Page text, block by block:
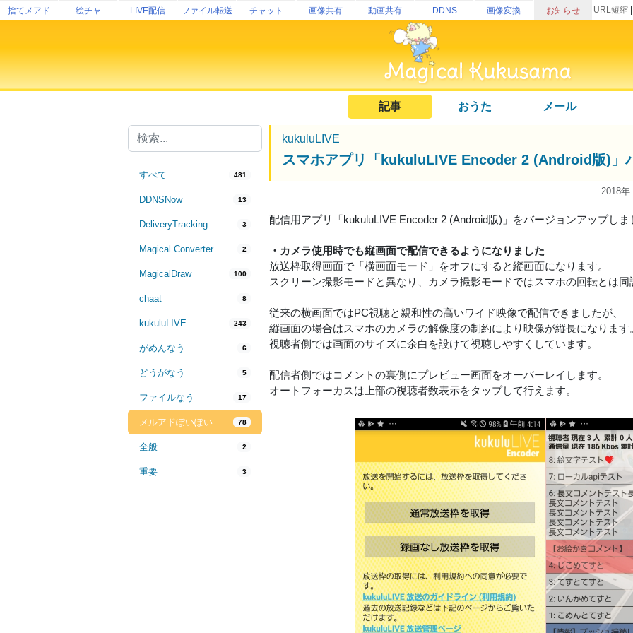
捨てメアド 絵チャ LIVE配信 ファイル転送 チャット 画像共有 動画共有 DDNS 画像変換 お知らせ URL短縮
記事 おうた メール
すべて 481
DDNSNow 13
DeliveryTracking 3
Magical Converter 2
MagicalDraw 100
chaat 8
kukuluLIVE 243
がめんなう 6
どうがなう 5
ファイルなう 17
メルアドぽいぽい 78
全般 2
重要 3
kukuluLIVE
スマホアプリ「kukuluLIVE Encoder 2 (Android版)」
2018年
配信用アプリ「kukuluLIVE Encoder 2 (Android版)」をバージョンアップしま
・カメラ使用時でも縦画面で配信できるようになりました
放送枠取得画面で「横画面モード」をオフにすると縦画面になります。
スクリーン撮影モードと異なり、カメラ撮影モードではスマホの回転とは同
従来の横画面ではPC視聴と親和性の高いワイド映像で配信できましたが、
縦画面の場合はスマホのカメラの解像度の制約により映像が縦長になります
視聴者側では画面のサイズに余白を設けて視聴しやすくしています。
配信者側ではコメントの裏側にプレビュー画面をオーバーレイします。
オートフォーカスは上部の視聴者数表示をタップして行えます。